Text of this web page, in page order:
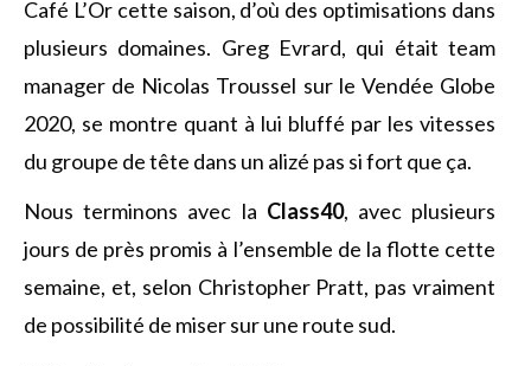
Café L’Or cette saison, d’où des optimisations dans
plusieurs domaines. Greg Evrard, qui était team
manager de Nicolas Troussel sur le Vendée Globe
2020, se montre quant à lui bluffé par les vitesses
du groupe de tête dans un alizé pas si fort que ça.
Nous terminons avec la Class40, avec plusieurs
jours de près promis à l’ensemble de la flotte cette
semaine, et, selon Christopher Pratt, pas vraiment
de possibilité de miser sur une route sud.